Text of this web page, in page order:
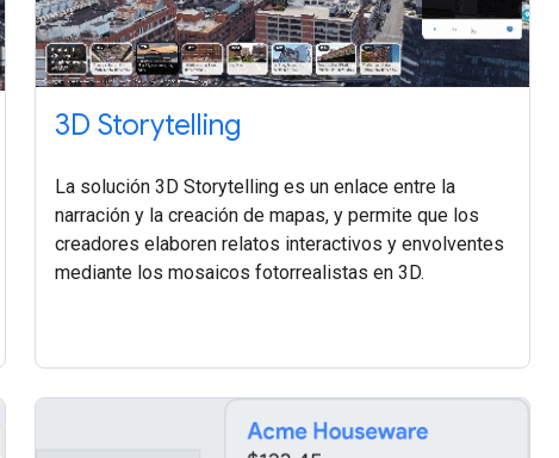
3D Storytelling
La solución 3D Storytelling es un enlace entre la
narración y la creación de mapas, y permite que los
creadores elaboren relatos interactivos y envolventes
mediante los mosaicos fotorrealistas en 3D.